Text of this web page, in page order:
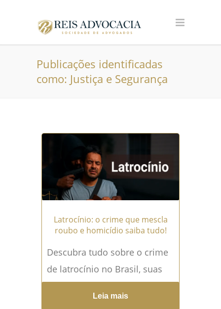
Publicações identificadas
como: Justiça e Segurança
Latrocínio: o crime que mescla
roubo e homicídio saiba tudo!
Descubra tudo sobre o crime
de latrocínio no Brasil, suas
consequências e como nosso
escritório de advocacia pode
Leia mais